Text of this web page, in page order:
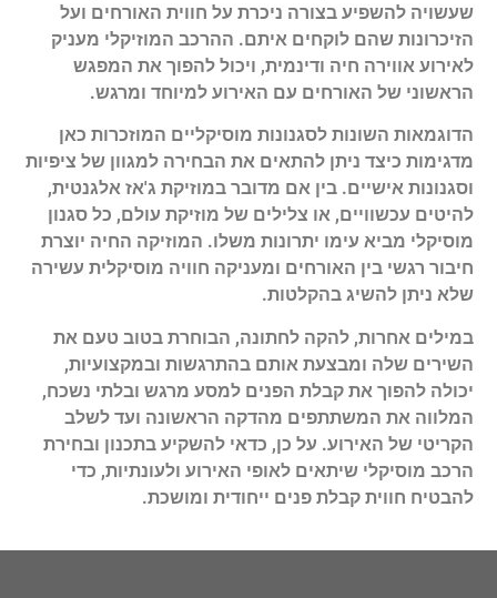
שעשויה להשפיע בצורה ניכרת על חווית האורחים ועל
הזיכרונות שהם לוקחים איתם. ההרכב המוזיקלי מעניק
לאירוע אווירה חיה ודינמית, ויכול להפוך את המפגש
הראשוני של האורחים עם האירוע למיוחד ומרגש.
הדוגמאות השונות לסגנונות מוסיקליים המוזכרות כאן
מדגימות כיצד ניתן להתאים את הבחירה למגוון של ציפיות
וסגנונות אישיים. בין אם מדובר במוזיקת ג'אז אלגנטית,
להיטים עכשוויים, או צלילים של מוזיקת עולם, כל סגנון
מוסיקלי מביא עימו יתרונות משלו. המוזיקה החיה יוצרת
חיבור רגשי בין האורחים ומעניקה חוויה מוסיקלית עשירה
שלא ניתן להשיג בהקלטות.
במילים אחרות, להקה לחתונה, הבוחרת בטוב טעם את
השירים שלה ומבצעת אותם בהתרגשות ובמקצועיות,
יכולה להפוך את קבלת הפנים למסע מרגש ובלתי נשכח,
המלווה את המשתתפים מהדקה הראשונה ועד לשלב
הקריטי של האירוע. על כן, כדאי להשקיע בתכנון ובחירת
הרכב מוסיקלי שיתאים לאופי האירוע ולעונתיות, כדי
להבטיח חווית קבלת פנים ייחודית ומושכת.